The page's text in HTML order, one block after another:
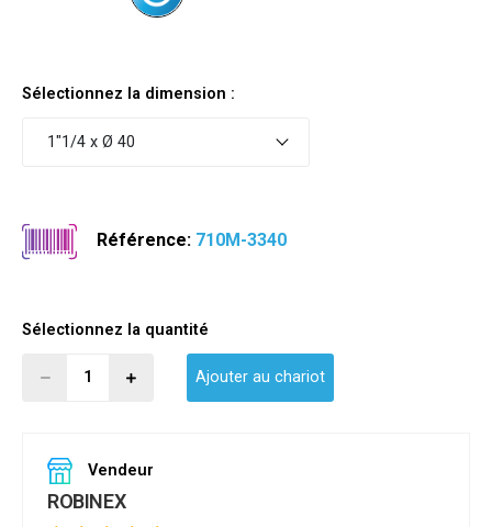
Sélectionnez la dimension :
1"1/4 x Ø 40
Référence: 710M-3340
Sélectionnez la quantité
Ajouter au chariot
Vendeur
ROBINEX